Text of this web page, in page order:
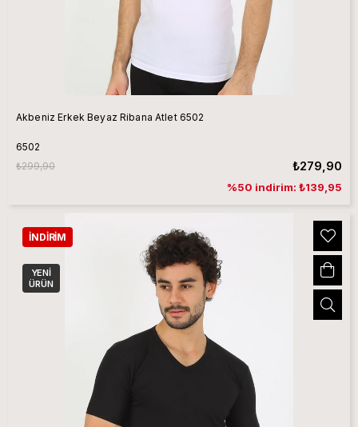
Akbeniz Erkek Beyaz Ribana Atlet 6502
6502
₺279,90
₺299,90
%50 indirim: ₺139,95
İNDIRIM
YENI
ÜRÜN